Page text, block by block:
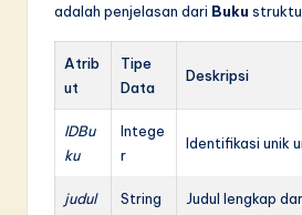
adalah penjelasan dari Buku
Atrib
ut
Tipe
Data
Deskripsi
IDBu
ku
Intege
r
Identifikasi unik
judul String Judul lengkap